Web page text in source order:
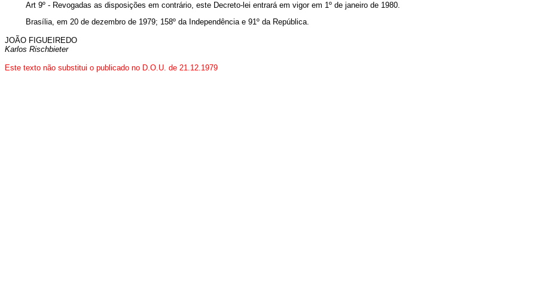
Art 9º - Revogadas as disposições em contrário, este Decreto-lei entrará em vigor em 1º de janeiro de 1980.
Brasília, em 20 de dezembro de 1979; 158º da Independência e 91º da República.
JOÃO FIGUEIREDO
Karlos Rischbieter
Este texto não substitui o publicado no D.O.U. de 21.12.1979